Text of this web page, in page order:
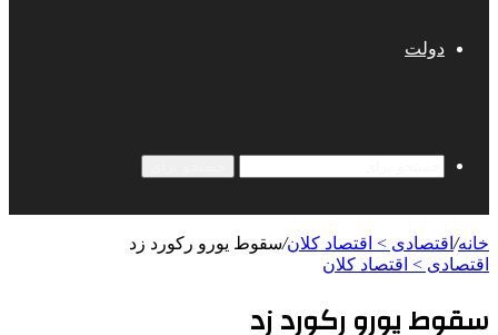
دولت
خانه/ اقتصادی > اقتصاد کلان/سقوط یورو رکورد زد
اقتصادی > اقتصاد کلان
سقوط یورو رکورد زد